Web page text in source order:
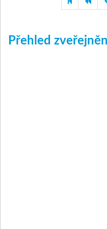
Přehled